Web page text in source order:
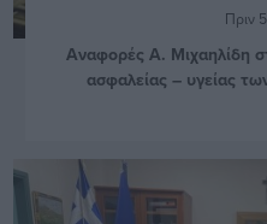
Πριν
Αναφορές Α. Μιχαηλίδη
ασφαλείας – υγείας